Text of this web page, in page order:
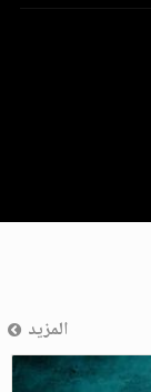
المزيد